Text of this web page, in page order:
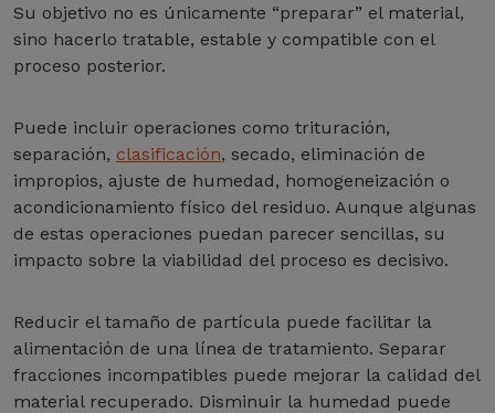
Su objetivo no es únicamente “preparar” el material,
sino hacerlo tratable, estable y compatible con el
proceso posterior.
Puede incluir operaciones como trituración,
separación, clasificación, secado, eliminación de
impropios, ajuste de humedad, homogeneización o
acondicionamiento físico del residuo. Aunque algunas
de estas operaciones puedan parecer sencillas, su
impacto sobre la viabilidad del proceso es decisivo.
Reducir el tamaño de partícula puede facilitar la
alimentación de una línea de tratamiento. Separar
fracciones incompatibles puede mejorar la calidad del
material recuperado. Disminuir la humedad puede